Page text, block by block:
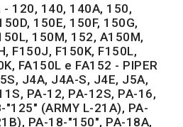
- 120, 140, 140A, 150,
150E, 150F, 150G,
150M, 152, A150M,
F150J, F150K, F150L,
FA150L e FA152 - PIPER
J4A, J4A-S, J4E, J5A,
PA-12, PA-12S, PA-16,
"125" (ARMY L-21A), PA-
PA-18-"150", PA-18A,